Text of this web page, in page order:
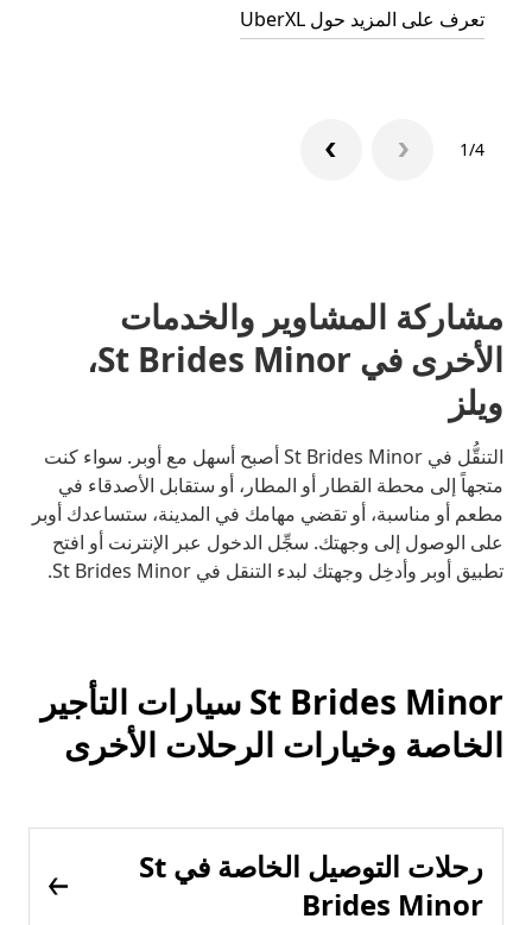
تعرف على المزيد حول UberXL
1/4
مشاركة المشاوير والخدمات
الأخرى في St Brides Minor،
ويلز
التنقُّل في St Brides Minor أصبح أسهل مع أوبر. سواء كنت
متجهاً إلى محطة القطار أو المطار، أو ستقابل الأصدقاء في
مطعم أو مناسبة، أو تقضي مهامك في المدينة، ستساعدك أوبر
على الوصول إلى وجهتك. سجِّل الدخول عبر الإنترنت أو افتح
تطبيق أوبر وأدخِل وجهتك لبدء التنقل في St Brides Minor.
St Brides Minor سيارات التأجير
الخاصة وخيارات الرحلات الأخرى
رحلات التوصيل الخاصة في St
Brides Minor